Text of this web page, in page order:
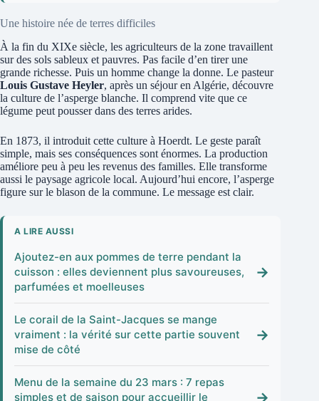
Une histoire née de terres difficiles
À la fin du XIXe siècle, les agriculteurs de la zone travaillent
sur des sols sableux et pauvres. Pas facile d’en tirer une
grande richesse. Puis un homme change la donne. Le pasteur
Louis Gustave Heyler, après un séjour en Algérie, découvre
la culture de l’asperge blanche. Il comprend vite que ce
légume peut pousser dans des terres arides.
En 1873, il introduit cette culture à Hoerdt. Le geste paraît
simple, mais ses conséquences sont énormes. La production
améliore peu à peu les revenus des familles. Elle transforme
aussi le paysage agricole local. Aujourd’hui encore, l’asperge
figure sur le blason de la commune. Le message est clair.
A LIRE AUSSI
Ajoutez-en aux pommes de terre pendant la
cuisson : elles deviennent plus savoureuses,
parfumées et moelleuses
→
Le corail de la Saint-Jacques se mange
vraiment : la vérité sur cette partie souvent
mise de côté
→
Menu de la semaine du 23 mars : 7 repas
simples et de saison pour accueillir le
→